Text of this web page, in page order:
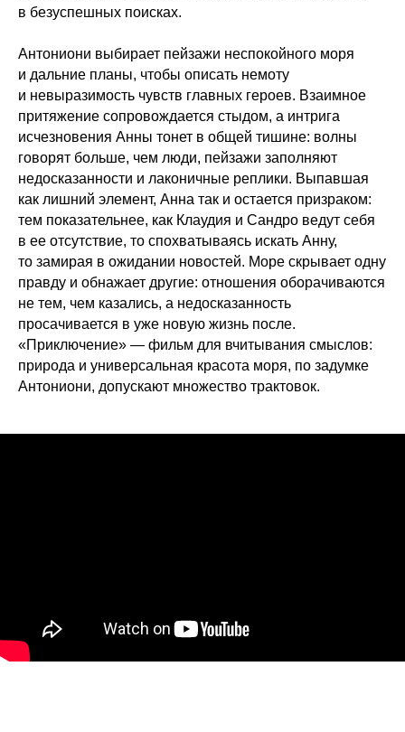
в безуспешных поисках.
Антониони выбирает пейзажи неспокойного моря
и дальние планы, чтобы описать немоту
и невыразимость чувств главных героев. Взаимное
притяжение сопровождается стыдом, а интрига
исчезновения Анны тонет в общей тишине: волны
говорят больше, чем люди, пейзажи заполняют
недосказанности и лаконичные реплики. Выпавшая
как лишний элемент, Анна так и остается призраком:
тем показательнее, как Клаудия и Сандро ведут себя
в ее отсутствие, то спохватываясь искать Анну,
то замирая в ожидании новостей. Море скрывает одну
правду и обнажает другие: отношения оборачиваются
не тем, чем казались, а недосказанность
просачивается в уже новую жизнь после.
«Приключение» — фильм для вчитывания смыслов:
природа и универсальная красота моря, по задумке
Антониони, допускают множество трактовок.